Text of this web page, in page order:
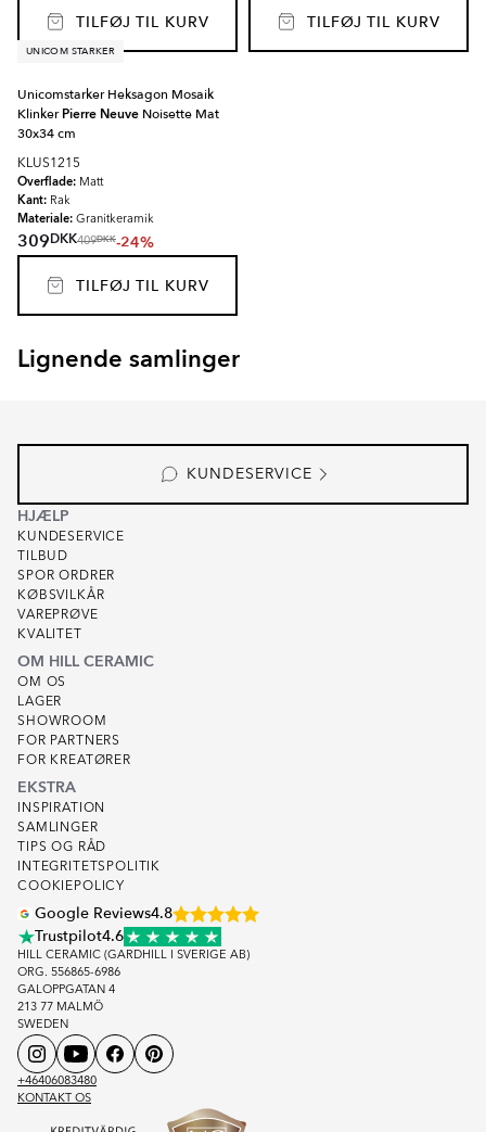
TILFØJ TIL KURV TILFØJ TIL KURV
UNICOM STARKER
Unicomstarker Heksagon Mosaik
KlinkerPierre Neuve Noisette Mat
30x34 cm
KLUS1215
Overflade: Matt
Kant: Rak
Materiale: Granitkeramik
309DKK409DKK-24%
TILFØJ TIL KURV
Lignende samlinger
GARDEN STONE
KUNDESERVICE
HJÆLP
KUNDESERVICE
TILBUD
SPOR ORDRER
KØBSVILKÅR
VAREPRØVE
KVALITET
OM HILL CERAMIC
OM OS
LAGER
SHOWROOM
FOR PARTNERS
FOR KREATØRER
EKSTRA
INSPIRATION
SAMLINGER
TIPS OG RÅD
INTEGRITETSPOLITIK
COOKIEPOLICY
Google Reviews4.8
Trustpilot4.6
HILL CERAMIC (GARDHILL I SVERIGE AB)
ORG. 556865-6986
GALOPPGATAN 4
213 77 MALMÖ
SWEDEN
+46406083480
KONTAKT OS